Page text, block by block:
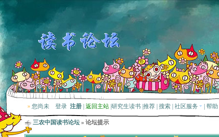
» 您尚未 登录 注册 返回主站 研究生读书 推荐 搜索 社区服务 帮助
三农中国读书论坛 » 论坛提示